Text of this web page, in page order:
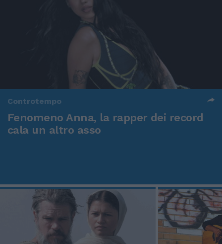
Controtempo
Fenomeno Anna, la rapper dei record
cala un altro asso